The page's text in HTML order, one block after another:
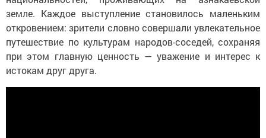
земле. Каждое выступление становилось маленьким
откровением: зрители словно совершали увлекательное
путешествие по культурам народов-соседей, сохраняя
при этом главную ценность — уважение и интерес к
истокам друг друга.